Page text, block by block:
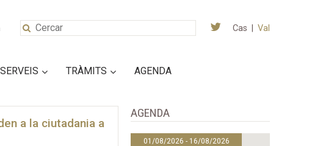
Cas Val
SERVEIS TRÀMITS AGENDA
a la ciutadania a
AGENDA
01/08/2026 - 16/08/2026